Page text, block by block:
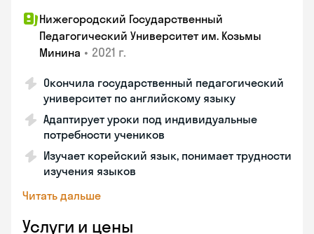
Нижегородский Государственный
Педагогический Университет им. Козьмы
Минина • 2021 г.
Окончила государственный педагогический
университет по английскому языку
Адаптирует уроки под индивидуальные
потребности учеников
Изучает корейский язык, понимает трудности
изучения языков
Читать дальше
Услуги и цены